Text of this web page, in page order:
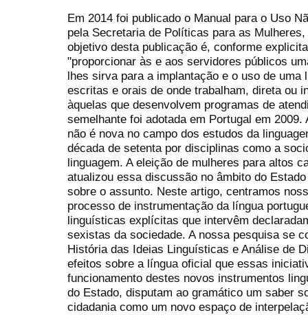
Em 2014 foi publicado o Manual para o Uso
pela Secretaria de Políticas para as
objetivo desta publicação é, conforme
"proporcionar às e aos servidores públicos
lhes sirva para a implantação e o uso de
escritas e orais de onde trabalham, direta ou
àquelas que desenvolvem programas de
semelhante foi adotada em Portugal em
não é nova no campo dos estudos da
década de setenta por disciplinas como a
linguagem. A eleição de mulheres para altos
atualizou essa discussão no âmbito do
sobre o assunto. Neste artigo, centramos
processo de instrumentação da língua
linguísticas explícitas que intervêm
sexistas da sociedade. A nossa pesquisa se
História das Ideias Linguísticas e Análise de
efeitos sobre a língua oficial que essas
funcionamento destes novos instrumentos
do Estado, disputam ao gramático um saber
cidadania como um novo espaço de